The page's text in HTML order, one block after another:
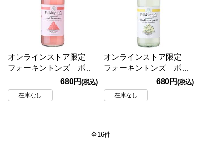
オンラインストア限定
フォーキントンズ ボト
ル ピンクレモネード
330ml
680円(税込)
在庫なし
オンラインストア限定
フォーキントンズ ボト
ル エルダーフラワー
330ml
680円 (税込)
在庫なし
全16件